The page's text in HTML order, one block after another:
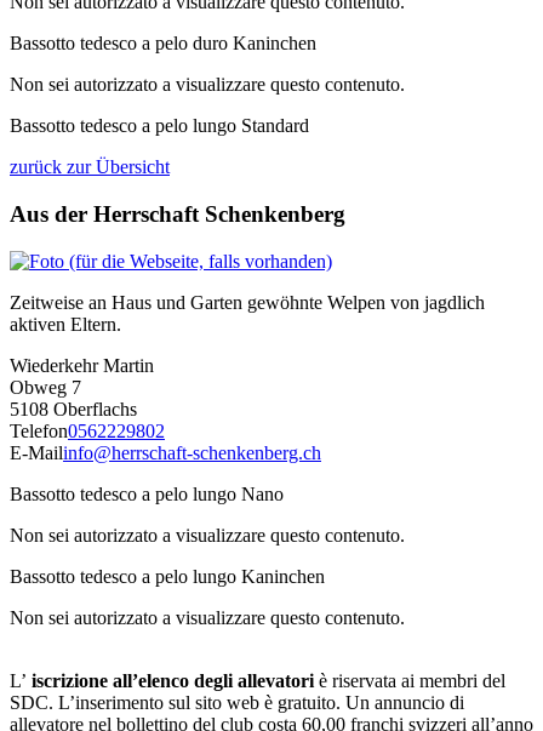
Bassotto tedesco a pelo duro Kaninchen
Non sei autorizzato a visualizzare questo contenuto.
Bassotto tedesco a pelo lungo Standard
zurück zur Übersicht
Aus der Herrschaft Schenkenberg
Zeitweise an Haus und Garten gewöhnte Welpen von jagdlich
aktiven Eltern.
Wiederkehr Martin
Obweg 7
5108 Oberflachs
Telefon0562229802
E-Mailinfo@herrschaft-schenkenberg.ch
Bassotto tedesco a pelo lungo Nano
Non sei autorizzato a visualizzare questo contenuto.
Bassotto tedesco a pelo lungo Kaninchen
Non sei autorizzato a visualizzare questo contenuto.
L’ iscrizione all’elenco degli allevatori è riservata ai membri del
SDC. L’inserimento sul sito web è gratuito. Un annuncio di
allevatore nel bollettino del club costa 60,00 franchi svizzeri all’anno